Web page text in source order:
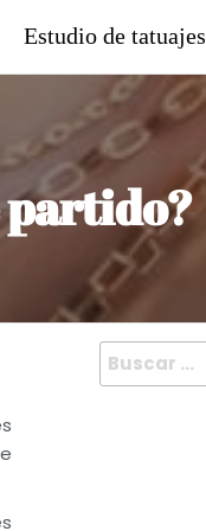
Estudio de tatuajes
partido?